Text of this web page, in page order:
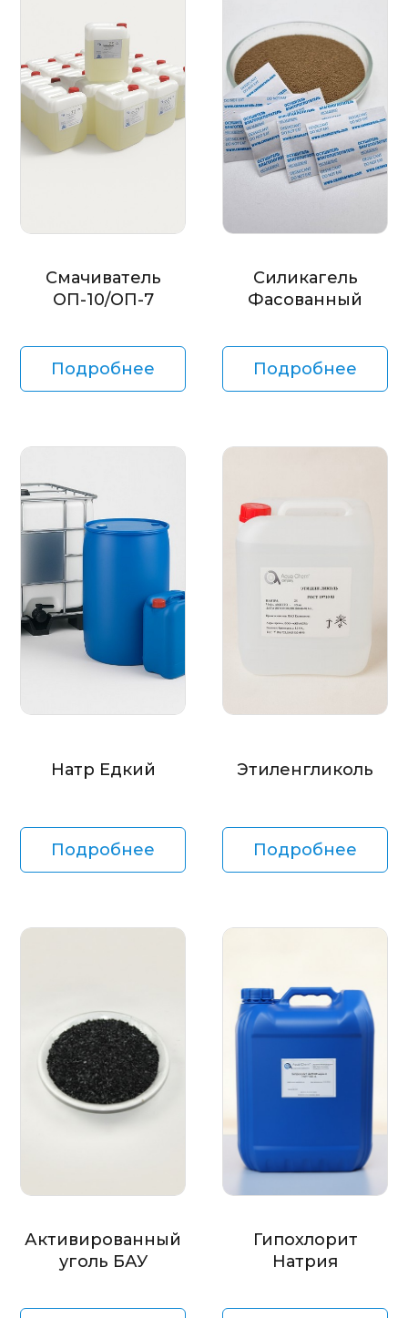
Смачиватель
ОП-10/ОП-7
Подробнее
Силикагель
Фасованный
Подробнее
Натр Едкий
Подробнее
Этиленгликоль
Подробнее
Активированный
уголь БАУ
Гипохлорит
Натрия